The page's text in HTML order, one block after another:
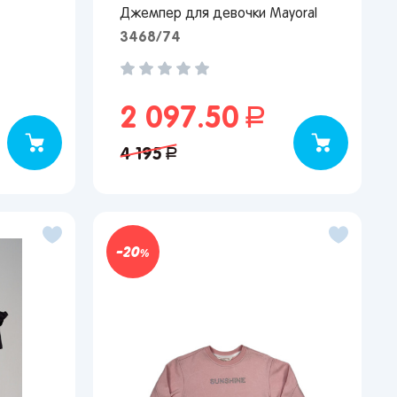
Джемпер для девочки Mayoral
3468/74
2 097.50руб.
4 195руб.
20